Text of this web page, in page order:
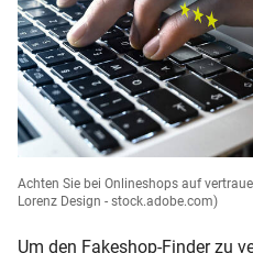
Achten Sie bei Onlineshops auf
Lorenz Design - stock.adobe.com)
Um den Fakeshop-Finder zu